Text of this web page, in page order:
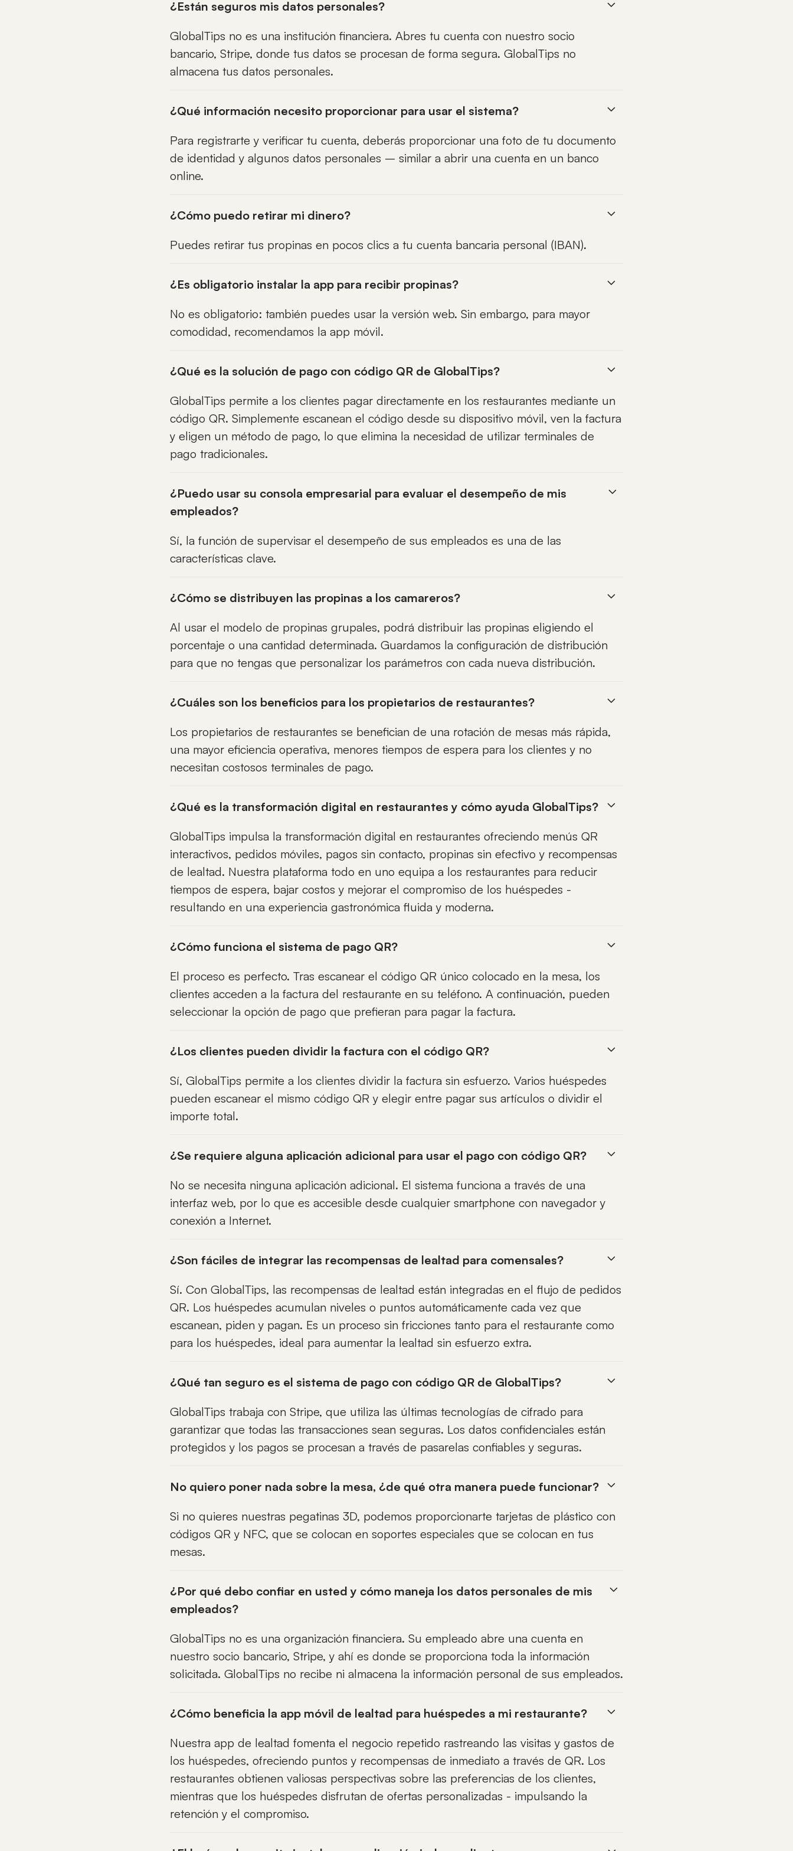
¿Están seguros mis datos personales?
GlobalTips no es una institución financiera. Abres tu cuenta con nuestro socio
bancario, Stripe, donde tus datos se procesan de forma segura. GlobalTips no
almacena tus datos personales.
¿Qué información necesito proporcionar para usar el sistema?
Para registrarte y verificar tu cuenta, deberás proporcionar una foto de tu documento
de identidad y algunos datos personales – similar a abrir una cuenta en un banco
online.
¿Cómo puedo retirar mi dinero?
Puedes retirar tus propinas en pocos clics a tu cuenta bancaria personal (IBAN).
¿Es obligatorio instalar la app para recibir propinas?
No es obligatorio: también puedes usar la versión web. Sin embargo, para mayor
comodidad, recomendamos la app móvil.
¿Qué es la solución de pago con código QR de GlobalTips?
GlobalTips permite a los clientes pagar directamente en los restaurantes mediante un
código QR. Simplemente escanean el código desde su dispositivo móvil, ven la factura
y eligen un método de pago, lo que elimina la necesidad de utilizar terminales de
pago tradicionales.
¿Puedo usar su consola empresarial para evaluar el desempeño de mis
empleados?
Sí, la función de supervisar el desempeño de sus empleados es una de las
características clave.
¿Cómo se distribuyen las propinas a los camareros?
Al usar el modelo de propinas grupales, podrá distribuir las propinas eligiendo el
porcentaje o una cantidad determinada. Guardamos la configuración de distribución
para que no tengas que personalizar los parámetros con cada nueva distribución.
¿Cuáles son los beneficios para los propietarios de restaurantes?
Los propietarios de restaurantes se benefician de una rotación de mesas más rápida,
una mayor eficiencia operativa, menores tiempos de espera para los clientes y no
necesitan costosos terminales de pago.
¿Qué es la transformación digital en restaurantes y cómo ayuda GlobalTips?
GlobalTips impulsa la transformación digital en restaurantes ofreciendo menús QR
interactivos, pedidos móviles, pagos sin contacto, propinas sin efectivo y recompensas
de lealtad. Nuestra plataforma todo en uno equipa a los restaurantes para reducir
tiempos de espera, bajar costos y mejorar el compromiso de los huéspedes -
resultando en una experiencia gastronómica fluida y moderna.
¿Cómo funciona el sistema de pago QR?
El proceso es perfecto. Tras escanear el código QR único colocado en la mesa, los
clientes acceden a la factura del restaurante en su teléfono. A continuación, pueden
seleccionar la opción de pago que prefieran para pagar la factura.
¿Los clientes pueden dividir la factura con el código QR?
Sí, GlobalTips permite a los clientes dividir la factura sin esfuerzo. Varios huéspedes
pueden escanear el mismo código QR y elegir entre pagar sus artículos o dividir el
importe total.
¿Se requiere alguna aplicación adicional para usar el pago con código QR?
No se necesita ninguna aplicación adicional. El sistema funciona a través de una
interfaz web, por lo que es accesible desde cualquier smartphone con navegador y
conexión a Internet.
¿Son fáciles de integrar las recompensas de lealtad para comensales?
Sí. Con GlobalTips, las recompensas de lealtad están integradas en el flujo de pedidos
QR. Los huéspedes acumulan niveles o puntos automáticamente cada vez que
escanean, piden y pagan. Es un proceso sin fricciones tanto para el restaurante como
para los huéspedes, ideal para aumentar la lealtad sin esfuerzo extra.
¿Qué tan seguro es el sistema de pago con código QR de GlobalTips?
GlobalTips trabaja con Stripe, que utiliza las últimas tecnologías de cifrado para
garantizar que todas las transacciones sean seguras. Los datos confidenciales están
protegidos y los pagos se procesan a través de pasarelas confiables y seguras.
No quiero poner nada sobre la mesa, ¿de qué otra manera puede funcionar?
Si no quieres nuestras pegatinas 3D, podemos proporcionarte tarjetas de plástico con
códigos QR y NFC, que se colocan en soportes especiales que se colocan en tus
mesas.
¿Por qué debo confiar en usted y cómo maneja los datos personales de mis
empleados?
GlobalTips no es una organización financiera. Su empleado abre una cuenta en
nuestro socio bancario, Stripe, y ahí es donde se proporciona toda la información
solicitada. GlobalTips no recibe ni almacena la información personal de sus empleados.
¿Cómo beneficia la app móvil de lealtad para huéspedes a mi restaurante?
Nuestra app de lealtad fomenta el negocio repetido rastreando las visitas y gastos de
los huéspedes, ofreciendo puntos y recompensas de inmediato a través de QR. Los
restaurantes obtienen valiosas perspectivas sobre las preferencias de los clientes,
mientras que los huéspedes disfrutan de ofertas personalizadas - impulsando la
retención y el compromiso.